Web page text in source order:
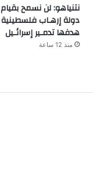
نتنياهو: لن نسمح بقيام
دولة إرهـاب فلسطينية
هدفها تدمـير إسرائـيل
منذ 12 ساعة